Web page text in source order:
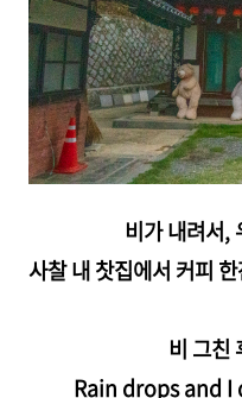
비가 내려서,
사찰 내 찻집에서 커피
비 그친
Rain drops and